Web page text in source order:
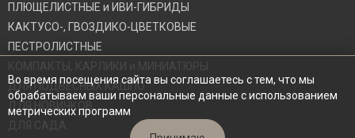
ПЛЮЩЕЛИСТНЫЕ и ИВИ-ГИБРИДЫ
КАКТУСО-, ГВОЗДИКО-ЦВЕТКОВЫЕ
ПЕСТРОЛИСТНЫЕ
КОМПАКТЫ, КАРЛИКИ и МИНИАТЮРЫ
ДЛЯ ПОДВЕСНЫХ КАШПО
ДЛЯ НОВИЧКОВ
ДЛЯ САДА
Во время посещения сайта вы соглашаетесь с тем, что мы
обрабатываем ваши персональные данные с использованием
метрических программ